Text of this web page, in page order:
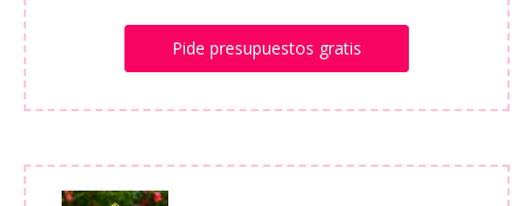
Pide presupuestos gratis